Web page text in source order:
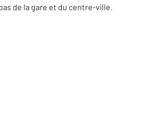
de la gare et du centre-ville.